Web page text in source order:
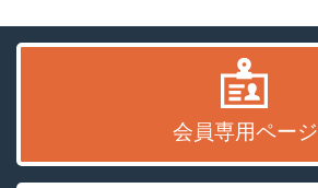
会員専用ページ